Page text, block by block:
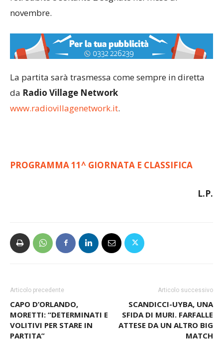
novembre.
La partita sarà trasmessa come sempre in diretta
da Radio Village Network
www.radiovillagenetwork.it.
PROGRAMMA 11^ GIORNATA E CLASSIFICA
L.P.
Articolo precedente
CAPO D’ORLANDO,
MORETTI: “DETERMINATI E
VOLITIVI PER STARE IN
PARTITA”
Articolo successivo
SCANDICCI-UYBA, UNA
SFIDA DI MURI. FARFALLE
ATTESE DA UN ALTRO BIG
MATCH